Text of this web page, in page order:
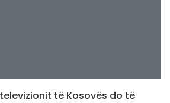
të Kosovës do të